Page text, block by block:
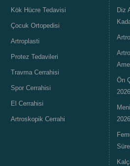
Kök Hücre Tedavisi
Çocuk Ortopedisi
Artroplasti
Protez Tedavileri
Travma Cerrahisi
Spor Cerrahisi
El Cerrahisi
Artroskopik Cerrahi
Diz
Ön
2026
2026